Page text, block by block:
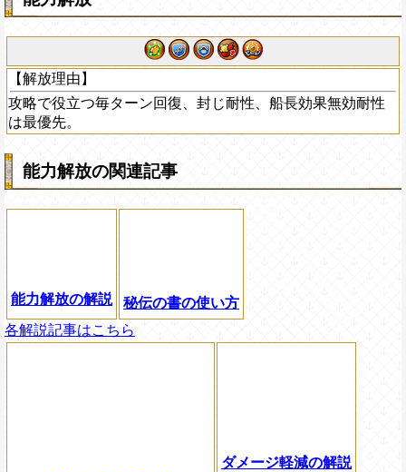
【解放理由】
攻略で役立つ毎ターン回復、封じ耐性、船長効果無効耐性
は最優先。
能力解放の関連記事
能力解放の解説
秘伝の書の使い方
各解説記事はこちら
ダメージ軽減の解説